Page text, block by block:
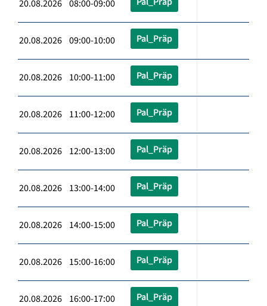
20.08.2026 08:00-09:00
20.08.2026 09:00-10:00 Pal_Präp
20.08.2026 10:00-11:00 Pal_Präp
20.08.2026 11:00-12:00 Pal_Präp
20.08.2026 12:00-13:00 Pal_Präp
20.08.2026 13:00-14:00 Pal_Präp
20.08.2026 14:00-15:00 Pal_Präp
20.08.2026 15:00-16:00 Pal_Präp
20.08.2026 16:00-17:00 Pal_Präp